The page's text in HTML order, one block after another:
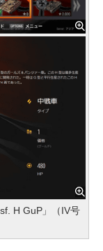
H GuP」（IV号